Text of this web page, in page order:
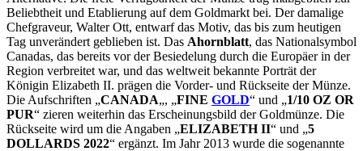
Beliebtheit und Etablierung auf dem Goldmarkt bei. Der damalige
Chefgraveur, Walter Ott, entwarf das Motiv, das bis zum heutigen
Tag unverändert geblieben ist. Das Ahornblatt, das Nationalsymbol
Canadas, das bereits vor der Besiedelung durch die Europäer in der
Region verbreitet war, und das weltweit bekannte Porträt der
Königin Elizabeth II. prägen die Vorder- und Rückseite der Münze.
Die Aufschriften „CANADA„, „FINE GOLD“ und „1/10 OZ OR
PUR“ zieren weiterhin das Erscheinungsbild der Goldmünze. Die
Rückseite wird um die Angaben „ELIZABETH II“ und „5
DOLLARDS 2022“ ergänzt. Im Jahr 2013 wurde die sogenannte